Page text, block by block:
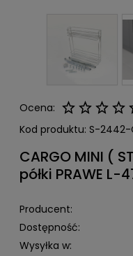
Ocena:
Kod produktu: S-2442-
CARGO MINI (
półki PRAWE L-
Producent:
Dostępność:
Wysyłka w: